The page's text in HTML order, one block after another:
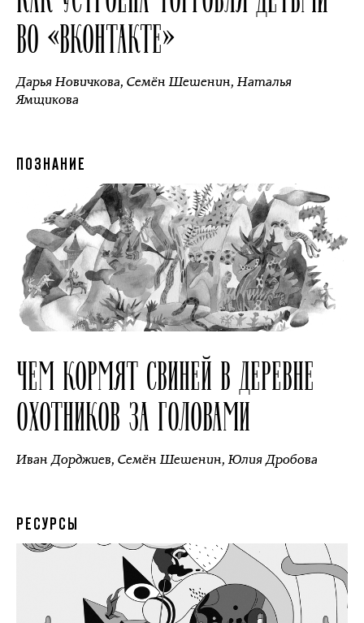
ВО «ВКОНТАКТЕ»
Дарья Новичкова, Семён Шешенин,Наталья
Ямщикова
ПОЗНАНИЕ
ЧЕМ КОРМЯТ СВИНЕЙ В ДЕРЕВНЕ
ОХОТНИКОВ ЗА ГОЛОВАМИ
Иван Дорджиев, Семён Шешенин,Юлия Дробова
РЕСУРСЫ